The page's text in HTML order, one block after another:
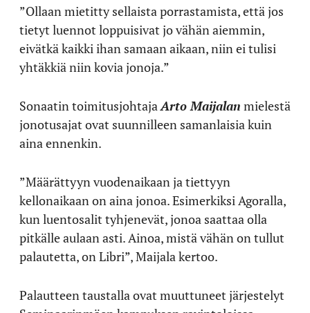
”Ollaan mietitty sellaista porrastamista, että jos
tietyt luennot loppuisivat jo vähän aiemmin,
eivätkä kaikki ihan samaan aikaan, niin ei tulisi
yhtäkkiä niin kovia jonoja.”
Sonaatin toimitusjohtaja Arto Maijalan mielestä
jonotusajat ovat suunnilleen samanlaisia kuin
aina ennenkin.
”Määrättyyn vuodenaikaan ja tiettyyn
kellonaikaan on aina jonoa. Esimerkiksi Agoralla,
kun luentosalit tyhjenevät, jonoa saattaa olla
pitkälle aulaan asti. Ainoa, mistä vähän on tullut
palautetta, on Libri”, Maijala kertoo.
Palautteen taustalla ovat muuttuneet järjestelyt